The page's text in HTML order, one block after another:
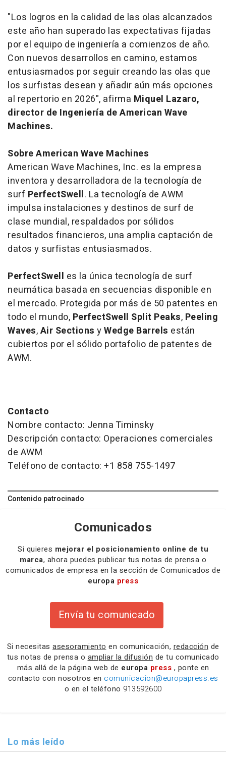
"Los logros en la calidad de las olas alcanzados
este año han superado las expectativas fijadas
por el equipo de ingeniería a comienzos de año.
Con nuevos desarrollos en camino, estamos
entusiasmados por seguir creando las olas que
los surfistas desean y añadir aún más opciones
al repertorio en 2026", afirma Miquel Lazaro,
director de Ingeniería de American Wave
Machines.
Sobre American Wave Machines
American Wave Machines, Inc. es la empresa
inventora y desarrolladora de la tecnología de
surf PerfectSwell. La tecnología de AWM
impulsa instalaciones y destinos de surf de
clase mundial, respaldados por sólidos
resultados financieros, una amplia captación de
datos y surfistas entusiasmados.
PerfectSwell es la única tecnología de surf
neumática basada en secuencias disponible en
el mercado. Protegida por más de 50 patentes en
todo el mundo, PerfectSwell Split Peaks, Peeling
Waves,Air Sections yWedge Barrels están
cubiertos por el sólido portafolio de patentes de
AWM.
Contacto
Nombre contacto: Jenna Timinsky
Descripción contacto: Operaciones comerciales
de AWM
Teléfono de contacto: +1 858 755-1497
Contenido patrocinado
Comunicados
Si quieres mejorar el posicionamiento online de tu
marca, ahora puedes publicar tus notas de prensa o
comunicados de empresa en la sección de Comunicados de
europa press
Envía tu comunicado
Si necesitas asesoramiento en comunicación, redacción de
tus notas de prensa o ampliar la difusión de tu comunicado
más allá de la página web de europa press , ponte en
contacto con nosotros en comunicacion@europapress.es
o en el teléfono 913592600
Lo más leído